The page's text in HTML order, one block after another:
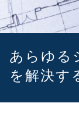
入会案内
会員サイト
ダイキン工業ウェ
あらゆる
を解決す